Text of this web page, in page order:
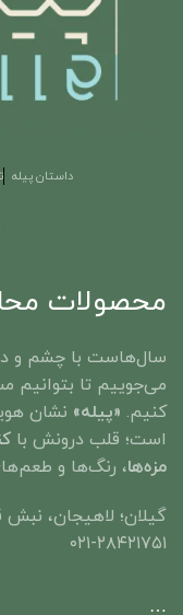
داستان پیله
محصولات
سال‌هاست با چشم و
می‌جوییم تا
کنیم. «پیله» نشان
است؛ قلب درونش با
مزه‌ها، رنگ‌ها و
گیلان؛ لاهیجان، نبش
۰۲۱-۲۸۴۲۱۷۵۱
…